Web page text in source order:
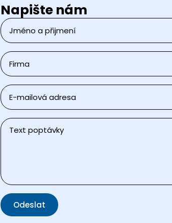
Napište nám
Jméno
a
přijmení
*
Firma
E-
mail
*
Zpráva
Odeslat